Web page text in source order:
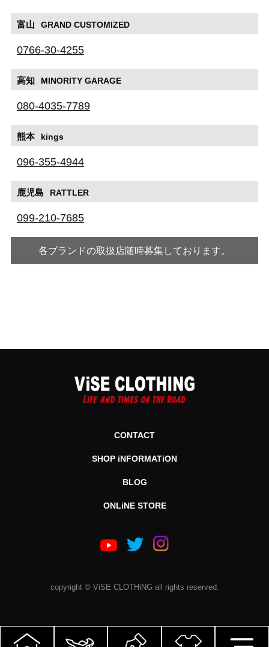
富山 GRAND CUSTOMIZED
0766-30-4255
高知 MINORITY GARAGE
080-4035-7789
熊本 kings
096-355-4944
鹿児島 RATTLER
099-210-7685
各ブランドの取扱店随時募集しております。
CONTACT
SHOP iNFORMATiON
BLOG
ONLiNE STORE
copyright © ViSE CLOTHiNG all rights reserved.